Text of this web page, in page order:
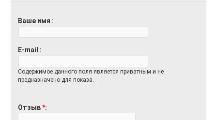
Ваше имя
E-mail
Содержимое данного поля является приватным и не
предназначено для показа.
Отзыв*